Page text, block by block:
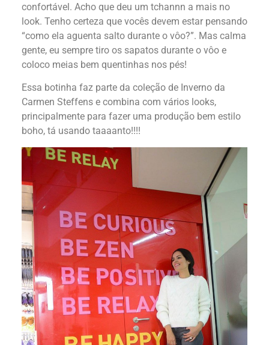
confortável. Acho que deu um tchannn a mais no
look. Tenho certeza que vocês devem estar pensando
“como ela aguenta salto durante o vôo?”. Mas calma
gente, eu sempre tiro os sapatos durante o vôo e
coloco meias bem quentinhas nos pés!
Essa botinha faz parte da coleção de Inverno da
Carmen Steffens e combina com vários looks,
principalmente para fazer uma produção bem estilo
boho, tá usando taaaanto!!!!